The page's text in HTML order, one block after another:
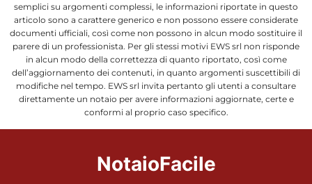
semplici su argomenti complessi, le informazioni riportate in questo
articolo sono a carattere generico e non possono essere considerate
documenti ufficiali, così come non possono in alcun modo sostituire il
parere di un professionista. Per gli stessi motivi EWS srl non risponde
in alcun modo della correttezza di quanto riportato, così come
dell’aggiornamento dei contenuti, in quanto argomenti suscettibili di
modifiche nel tempo. EWS srl invita pertanto gli utenti a consultare
direttamente un notaio per avere informazioni aggiornate, certe e
conformi al proprio caso specifico.
NotaioFacile